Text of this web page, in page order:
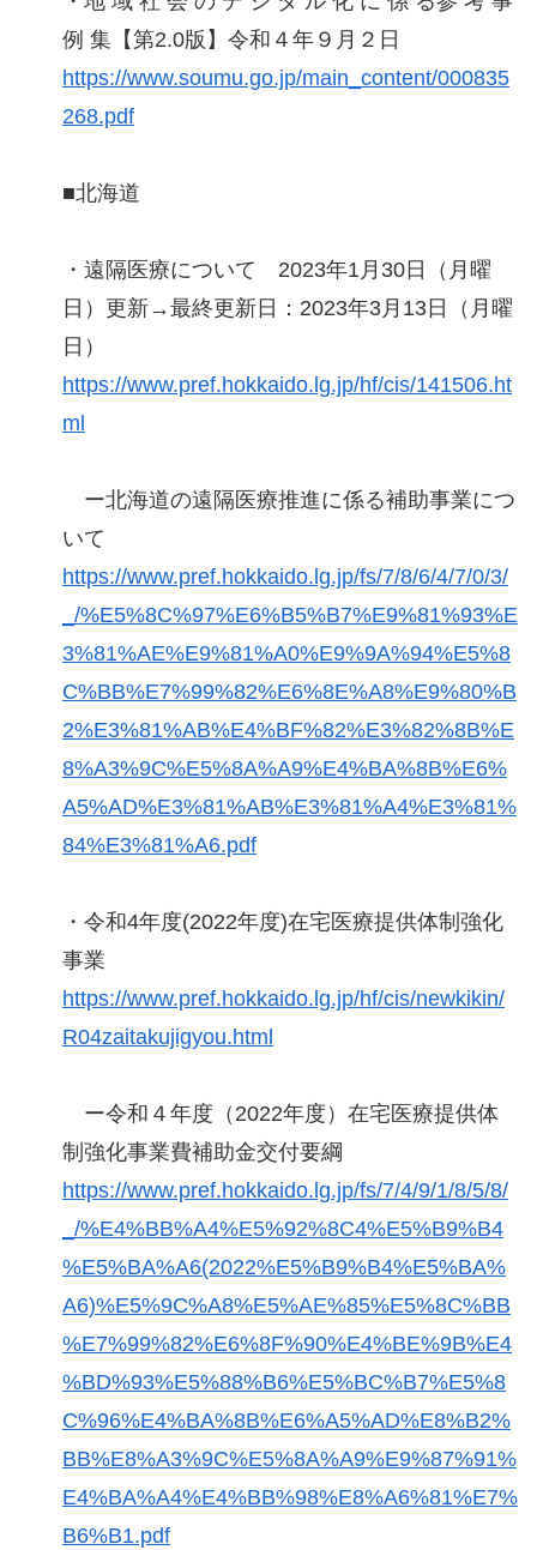
例 集【第2.0版】令和４年９月２日
https://www.soumu.go.jp/main_content/000835
268.pdf
■北海道
・遠隔医療について 2023年1月30日（月曜
日）更新→最終更新日：2023年3月13日（月曜
日）
https://www.pref.hokkaido.lg.jp/hf/cis/141506.ht
ml
ー北海道の遠隔医療推進に係る補助事業につ
いて
https://www.pref.hokkaido.lg.jp/fs/7/8/6/4/7/0/3/
_/%E5%8C%97%E6%B5%B7%E9%81%93%E
3%81%AE%E9%81%A0%E9%9A%94%E5%8
C%BB%E7%99%82%E6%8E%A8%E9%80%B
2%E3%81%AB%E4%BF%82%E3%82%8B%E
8%A3%9C%E5%8A%A9%E4%BA%8B%E6%
A5%AD%E3%81%AB%E3%81%A4%E3%81%
84%E3%81%A6.pdf
・令和4年度(2022年度)在宅医療提供体制強化
事業
https://www.pref.hokkaido.lg.jp/hf/cis/newkikin/
R04zaitakujigyou.html
ー令和４年度（2022年度）在宅医療提供体
制強化事業費補助金交付要綱
https://www.pref.hokkaido.lg.jp/fs/7/4/9/1/8/5/8/
_/%E4%BB%A4%E5%92%8C4%E5%B9%B4
%E5%BA%A6(2022%E5%B9%B4%E5%BA%
A6)%E5%9C%A8%E5%AE%85%E5%8C%BB
%E7%99%82%E6%8F%90%E4%BE%9B%E4
%BD%93%E5%88%B6%E5%BC%B7%E5%8
C%96%E4%BA%8B%E6%A5%AD%E8%B2%
BB%E8%A3%9C%E5%8A%A9%E9%87%91%
E4%BA%A4%E4%BB%98%E8%A6%81%E7%
B6%B1.pdf